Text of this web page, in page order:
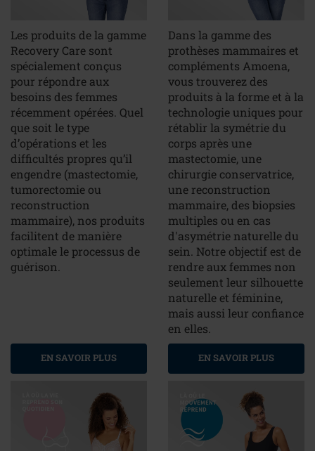
Les produits de la gamme
Recovery Care sont
spécialement conçus
pour répondre aux
besoins des femmes
récemment opérées. Quel
que soit le type
d’opérations et les
difficultés propres qu’il
engendre (mastectomie,
tumorectomie ou
reconstruction
mammaire), nos produits
facilitent de manière
optimale le processus de
guérison.
EN SAVOIR PLUS
Dans la gamme des
prothèses mammaires et
compléments Amoena,
vous trouverez des
produits à la forme et à la
technologie uniques pour
rétablir la symétrie du
corps après une
mastectomie, une
chirurgie conservatrice,
une reconstruction
mammaire, des biopsies
multiples ou en cas
d'asymétrie naturelle du
sein. Notre objectif est de
rendre aux femmes non
seulement leur silhouette
naturelle et féminine,
mais aussi leur confiance
en elles.
EN SAVOIR PLUS